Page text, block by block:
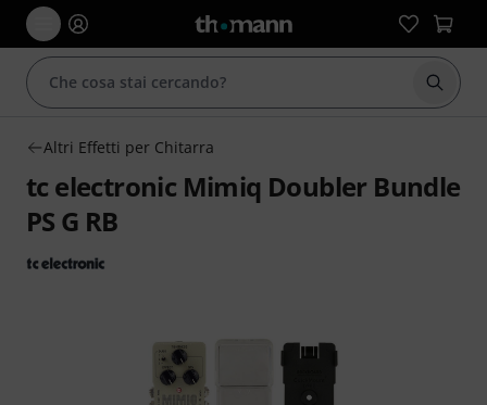
Altri Effetti per Chitarra
tc electronic Mimiq Doubler Bundle
PS G RB